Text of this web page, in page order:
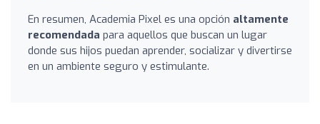
En resumen, Academia Pixel es una opción altamente
recomendada para aquellos que buscan un lugar
donde sus hijos puedan aprender, socializar y divertirse
en un ambiente seguro y estimulante.